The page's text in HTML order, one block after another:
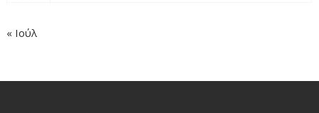
« Ιούλ